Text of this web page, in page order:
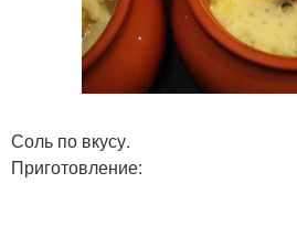
Соль по вкусу.
Приготовление: